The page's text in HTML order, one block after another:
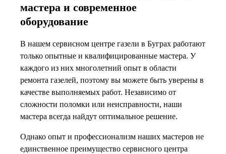
мастера и современное
оборудование
В нашем сервисном центре газели в Буграх работают
только опытные и квалифицированные мастера. У
каждого из них многолетний опыт в области
ремонта газелей, поэтому вы можете быть уверены в
качестве выполняемых работ. Независимо от
сложности поломки или неисправности, наши
мастера всегда найдут оптимальное решение.
Однако опыт и профессионализм наших мастеров не
единственное преимущество сервисного центра